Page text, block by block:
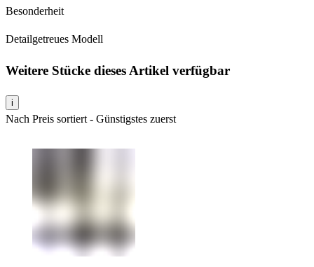
Besonderheit
Detailgetreues Modell
Weitere Stücke dieses Artikel verfügbar
i
Nach Preis sortiert - Günstigstes zuerst